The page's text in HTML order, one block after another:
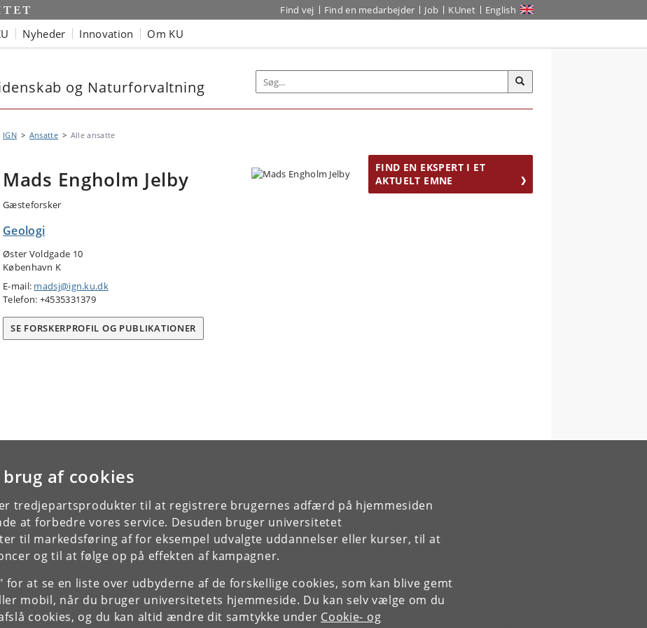
af cookies
tredjepartsprodukter til at registrere brugernes adfærd på hjemmesiden
at forbedre vores service. Desuden bruger universitetet
til markedsføring af for eksempel udvalgte uddannelser eller kurser, til at
og til at følge op på effekten af kampagner.
for at se en liste over udbyderne af de forskellige cookies, som kan blive gemt
mobil, når du bruger universitetets hjemmeside. Du kan selv vælge om du
cookies, og du kan altid ændre dit samtykke under Cookie- og
Find vej Find en medarbejder Job KUnet English
Nyheder Innovation Om KU
og Naturforvaltning
IGN Ansatte Alle ansatte
Mads Engholm Jelby
Gæsteforsker
Geologi
Øster Voldgade 10
København K
E-mail: madsj@ign.ku.dk
Telefon: +4535331379
SE FORSKERPROFIL OG PUBLIKATIONER
FIND EN EKSPERT I ET
AKTUELT EMNE